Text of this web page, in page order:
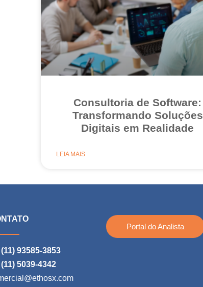
Consultoria de Software:
Transformando Soluções
Digitais em Realidade
LEIA MAIS
(11) 93585-3853
(11) 5039-4342
Portal do Analista